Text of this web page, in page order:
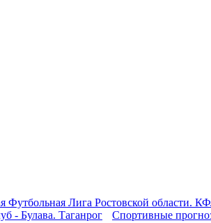
Футбольная Лига Ростовской области.
- Булава. Таганрог
Спортивные